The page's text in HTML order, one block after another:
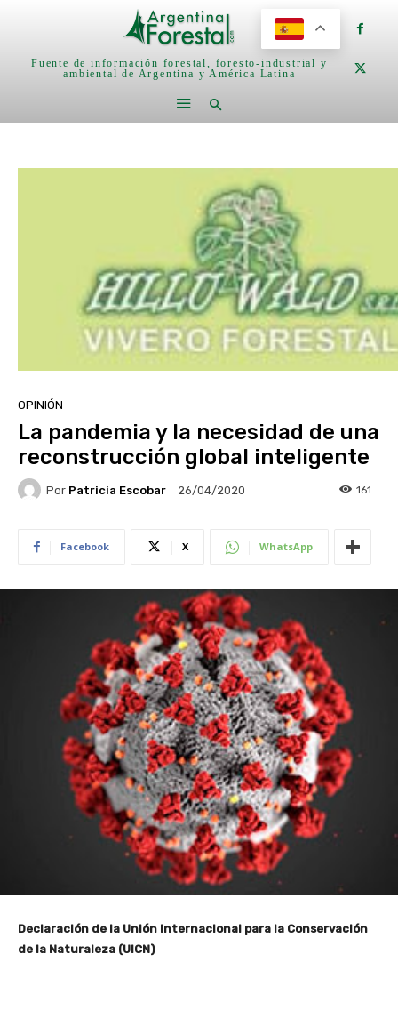
Fuente de información forestal, foresto-industrial y
ambiental de Argentina y América Latina
OPINIÓN
La pandemia y la necesidad de una
reconstrucción global inteligente
Por Patricia Escobar 26/04/2020 161
Facebook X WhatsApp
Declaración de la Unión Internacional para la Conservación
de la Naturaleza (UICN)